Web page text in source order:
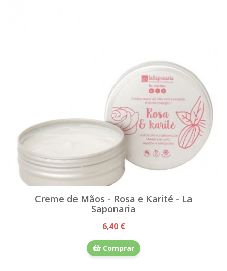
Creme de Mãos - Rosa e Karité - La
Saponaria
6,40 €
Comprar